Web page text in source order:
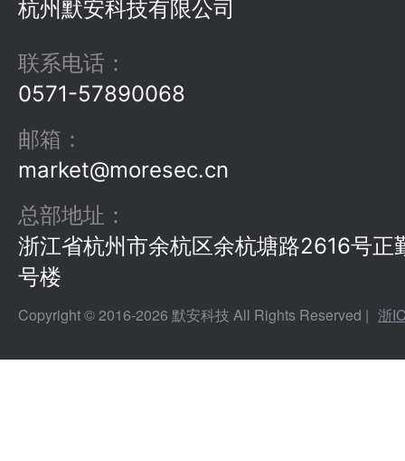
杭州默安科技有限公司
联系电话 ：
0571-57890068
邮箱 ：
market@moresec.cn
总部地址 ：
浙江省杭州市余杭区余杭塘路2616号正
号楼
Copyright © 2016-2026 默安科技 All Rights Reserved | 浙